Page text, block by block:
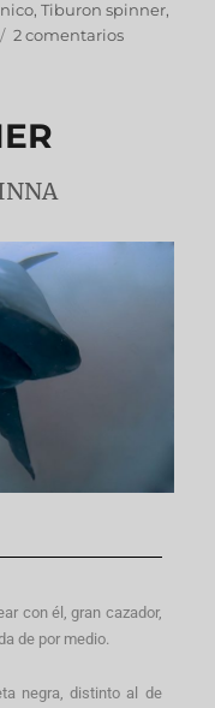
,Tiburon spinner,
2 comentarios
con él, gran cazador,
de por medio.
negra, distinto al de